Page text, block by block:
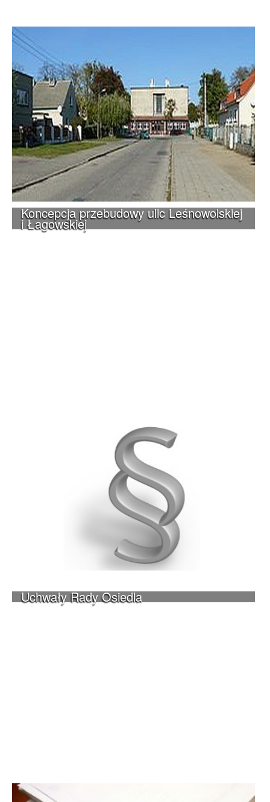
Koncepcja przebudowy ulic Leśnowolskiej
i Łagowskiej
Uchwały Rady Osiedla